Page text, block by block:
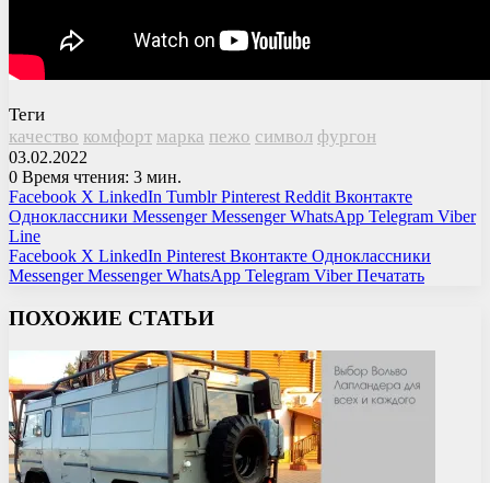
Теги
качество комфорт марка пежо символ фургон
03.02.2022
0 Время чтения: 3 мин.
Facebook X LinkedIn Tumblr Pinterest Reddit Вконтакте
Одноклассники Messenger Messenger WhatsApp Telegram Viber
Line
Facebook X LinkedIn Pinterest Вконтакте Одноклассники
Messenger Messenger WhatsApp Telegram Viber Печатать
ПОХОЖИЕ СТАТЬИ